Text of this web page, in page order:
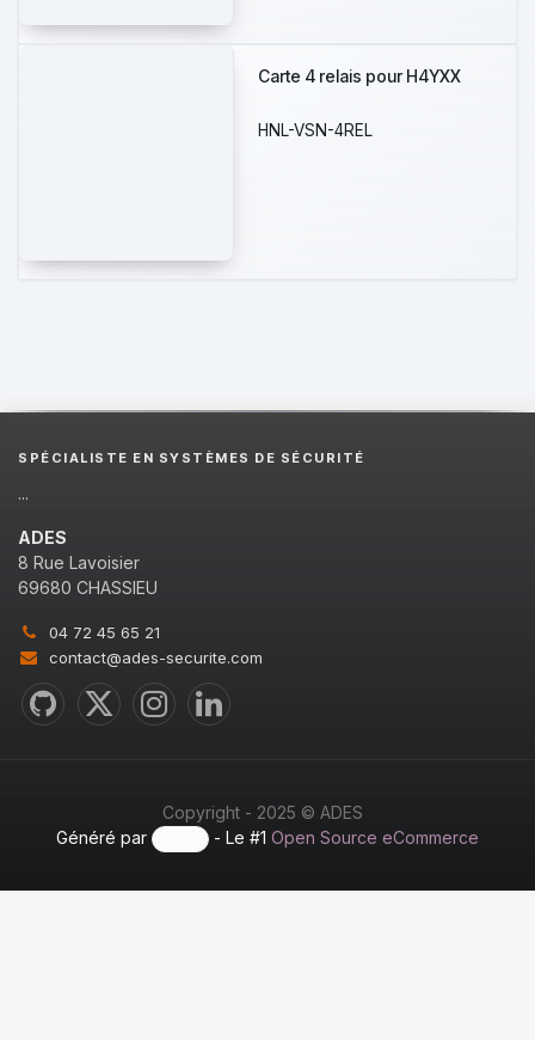
Carte 4 relais pour H4YXX
HNL-VSN-4REL
SPÉCIALISTE EN SYSTÈMES DE SÉCURITÉ
...
ADES
8 Rue Lavoisier
69680 CHASSIEU
04 72 45 65 21
contact@ades-securite.com
Copyright - 2025 © ADES
Généré par
- Le #1Open Source eCommerce